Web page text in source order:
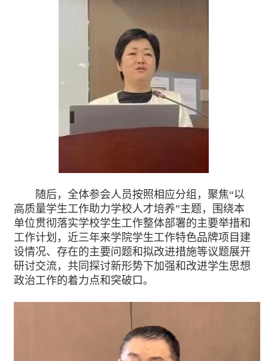
随后，全体参会人员按照相应分组，聚焦“以
高质量学生工作助力学校人才培养”主题，围绕本
单位贯彻落实学校学生工作整体部署的主要举措和
工作计划，近三年来学院学生工作特色品牌项目建
设情况、存在的主要问题和拟改进措施等议题展开
研讨交流，共同探讨新形势下加强和改进学生思想
政治工作的着力点和突破口。